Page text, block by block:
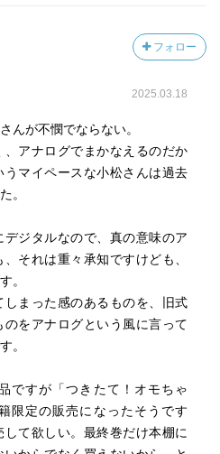
フォロー
2025.03.18
んが不憫でならない。
アナログでまかなえるのだか
うマイペースな小松さんは過去
。
ジタルなので、真の意味のア
それは重々承知ですけども、
。
まった感のあるものを、旧式
をアナログという風に言って
。
ですが「つきたて！オモちゃ
限定の販売になったそうです
て欲しい。最終巻だけ本棚に